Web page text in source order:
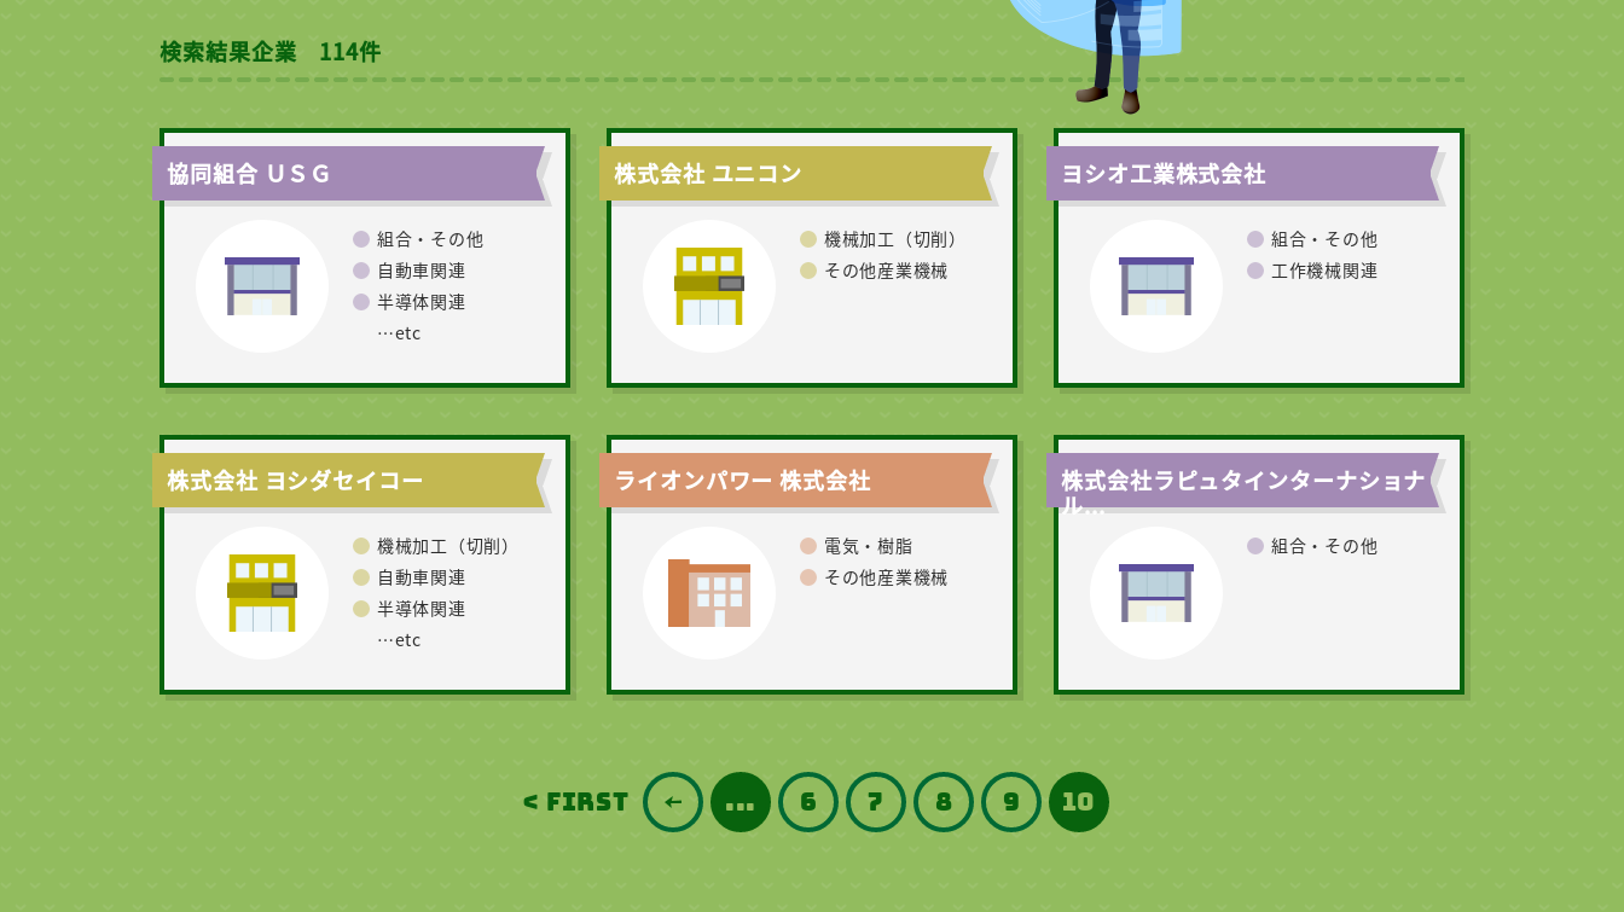
検索結果企業 114件
協同組合 ＵＳＧ
組合・その他
自動車関連
半導体関連
…etc
株式会社 ユニコン
機械加工（切削）
その他産業機械
ヨシオ工業株式会社
組合・その他
工作機械関連
株式会社 ヨシダセイコー
機械加工（切削）
自動車関連
半導体関連
…etc
ライオンパワー 株式会社
電気・樹脂
その他産業機械
株式会社ラピュタインターナショナ
ル...
組合・その他
< FIRST ... 6 7 8 9 10